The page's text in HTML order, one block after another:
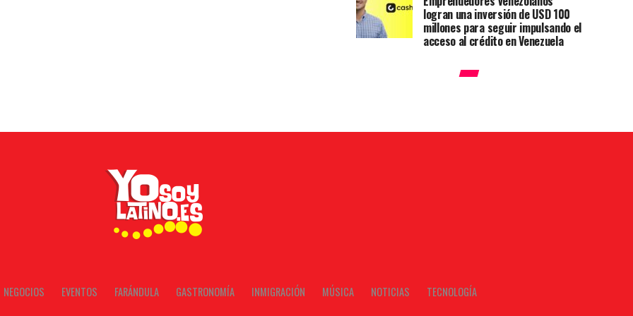
logran una inversión de USD 100
millones para seguir impulsando el
acceso al crédito en Venezuela
NEGOCIOS EVENTOS FARÁNDULA GASTRONOMÍA INMIGRACIÓN MÚSICA NOTICIAS TECNOLOGÍA